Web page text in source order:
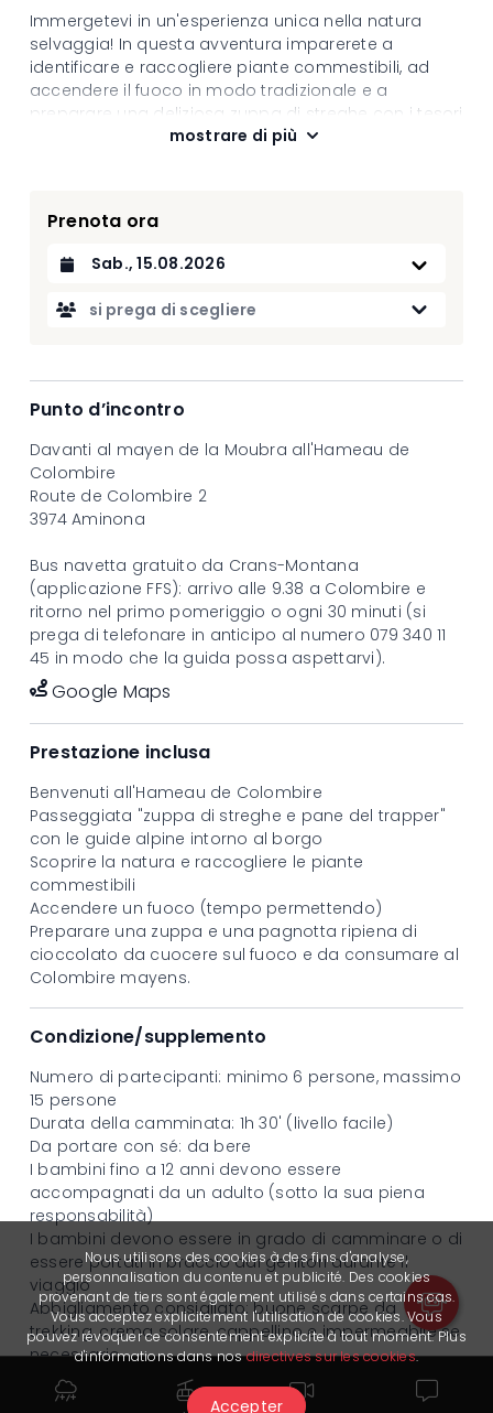
Immergetevi in un'esperienza unica nella natura
selvaggia! In questa avventura imparerete a
identificare e raccogliere piante commestibili, ad
accendere il fuoco in modo tradizionale e a
preparare una deliziosa zuppa di streghe con i tesori
della foresta. Dopo questa esperienza coinvolgente,
l'affascinante lupo Aminona nel cuore
dell'Ecomuseo, una vera e propria immersione nella
fauna locale. Un'esperienza indimenticabile che
unisce natura, cibo e meraviglia!
Date
Persona dai 13 anni CHF 49.00
Bambini 6-12 anni CHF 29.00
mostrare di più
Prenota ora
Datum auswählen
si prega di scegliere
Punto d’incontro
Davanti al mayen de la Moubra all'Hameau de
Colombire
Route de Colombire 2
3974 Aminona
Bus navetta gratuito da Crans-Montana
(applicazione FFS): arrivo alle 9.38 a Colombire e
ritorno nel primo pomeriggio o ogni 30 minuti (si
prega di telefonare in anticipo al numero 079 340 11
45 in modo che la guida possa aspettarvi).
Google Maps
Prestazione inclusa
Benvenuti all'Hameau de Colombire
Passeggiata "zuppa di streghe e pane del trapper"
con le guide alpine intorno al borgo
Scoprire la natura e raccogliere le piante
commestibili
Accendere un fuoco (tempo permettendo)
Preparare una zuppa e una pagnotta ripiena di
cioccolato da cuocere sul fuoco e da consumare al
Colombire mayens.
Condizione/supplemento
Numero di partecipanti: minimo 6 persone, massimo
15 persone
Durata della camminata: 1h 30' (livello facile)
Da portare con sé: da bere
I bambini fino a 12 anni devono essere
accompagnati da un adulto (sotto la sua piena
responsabilità)
I bambini devono essere in grado di camminare o di
essere portati in braccio dai genitori durante il
viaggio
Abbigliamento consigliato: buone scarpe da
trekking, crema solare, cappellino e impermeabile se
necessario
Se il numero minimo di partecipanti non viene
raggiunto entro la scadenza per la prenotazione,
Nous utilisons des cookies à des fins d'analyse,
personnalisation du contenu et publicité. Des cookies
provenant de tiers sont également utilisés dans certains cas.
Vous acceptez explicitement l'utilisation de cookies. Vous
pouvez révoquer ce consentement explicite à tout moment. Plus
d'informations dans nosdirectives sur les cookies.
Accepter